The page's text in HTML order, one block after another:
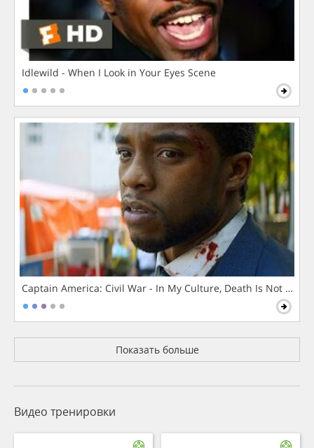
Idlewild - When I Look in Your Eyes Scene
Captain America: Civil War - In My Culture, Death Is Not The
Показать больше
Видео тренировки